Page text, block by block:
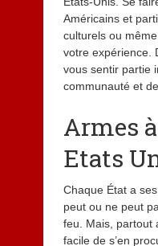
Américains et
culturels ou
votre expérience.
vous sentir partie
communauté et
Armes
Etats
Chaque État a
peut ou ne peut
feu. Mais, partout
facile de s’en